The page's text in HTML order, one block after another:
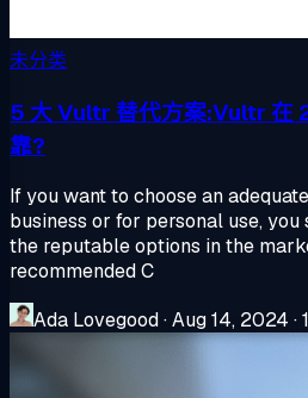
未分类
5 大 Vultr 替代方案:Vultr 在
靠?
If you want to choose an
business or for personal use,
the reputable options in the
recommended C
Ada Lovegood·Aug 14, 2024 ·